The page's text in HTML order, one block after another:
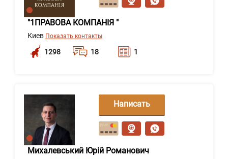
"1ПРАВОВА КОМПАНІЯ "
Киев Показать контакты
1298 18 1
Михалевський Юрій Романович
Написать
сообщение